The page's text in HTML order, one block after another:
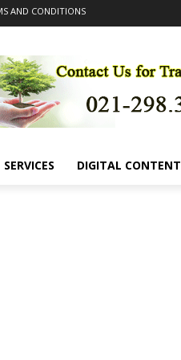
AND CONDITIONS
SERVICES DIGITAL CONTENT